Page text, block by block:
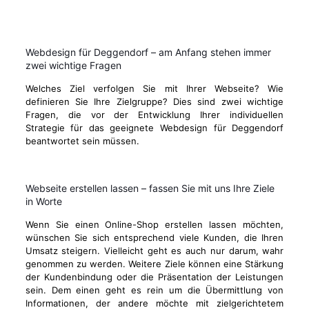
Webdesign für Deggendorf – am Anfang stehen immer
zwei wichtige Fragen
Welches Ziel verfolgen Sie mit Ihrer Webseite? Wie
definieren Sie Ihre Zielgruppe? Dies sind zwei wichtige
Fragen, die vor der Entwicklung Ihrer individuellen
Strategie für das geeignete Webdesign für Deggendorf
beantwortet sein müssen.
Webseite erstellen lassen – fassen Sie mit uns Ihre Ziele
in Worte
Wenn Sie einen Online-Shop erstellen lassen möchten,
wünschen Sie sich entsprechend viele Kunden, die Ihren
Umsatz steigern. Vielleicht geht es auch nur darum, wahr
genommen zu werden. Weitere Ziele können eine Stärkung
der Kundenbindung oder die Präsentation der Leistungen
sein. Dem einen geht es rein um die Übermittlung von
Informationen, der andere möchte mit zielgerichtetem